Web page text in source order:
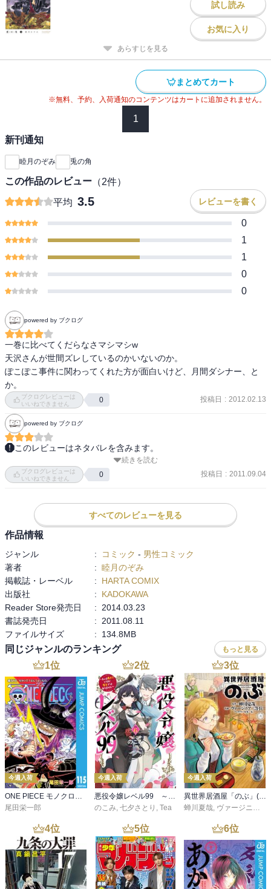
試し読み
お気に入り
あらすじを見る
まとめてカート
※無料、予約、入荷通知のコンテンツはカートに追加されません。
1
新刊通知
睦月のぞみ 兎の角
この作品のレビュー （2件）
平均 3.5 レビューを書く
0
1
1
0
0
powered by ブクログ
一巻に比べてくだらなさマシマシw
天沢さんが世間ズレしているのかいないのか。
ぽこぽこ事件に関わってくれた方が面白いけど、月間ダシナー、と
か。
ブクログレビューは
いいねできません
0 投稿日 : 2012.02.13
powered by ブクログ
このレビューはネタバレを含みます。
天沢さんのゴックンボディがたまらん。しかし相変わらず何がやり
たいのかよくわからん。アヤを持て余してる気がするんだが。
続きを読む
ブクログレビューは
いいねできません
0 投稿日 : 2011.09.04
すべてのレビューを見る
作品情報
ジャンル : コミック - 男性コミック
著者
: 睦月のぞみ
掲載誌・レーベル
:
HARTA COMIX
出版社
:
KADOKAWA
Reader Store発売日
:
2014.03.23
書誌発売日
:
2011.08.11
ファイルサイズ
: 134.8MB
同じジャンルのランキング もっと見る
1位
今週入荷
ONE PIECE モノクロ版 115
尾田栄一郎
2位
今週入荷
悪役令嬢レベル99 ～私は裏ボスですが魔王ではありません～ その６
のこみ, 七夕さとり , Tea
3位
今週入荷
異世界居酒屋「のぶ」(22)
蝉川夏哉, ヴァージニア二等兵
4位 5位 6位